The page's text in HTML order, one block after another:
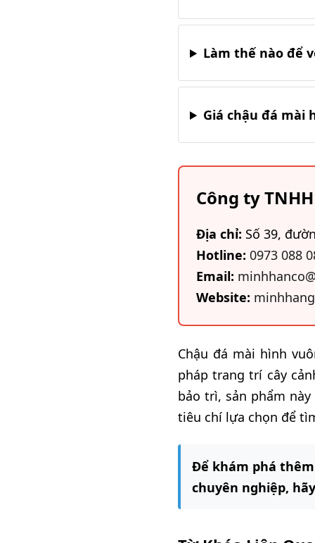
Làm thế nào để
Giá chậu đá mài
Công ty
Địa chỉ: Số 39,
Hotline: 0973 088
Email:
Website:
Chậu đá mài hình
pháp trang trí cây
bảo trì, sản phẩm
tiêu chí lựa chọn để
Để khám phá
chuyên nghiệp,